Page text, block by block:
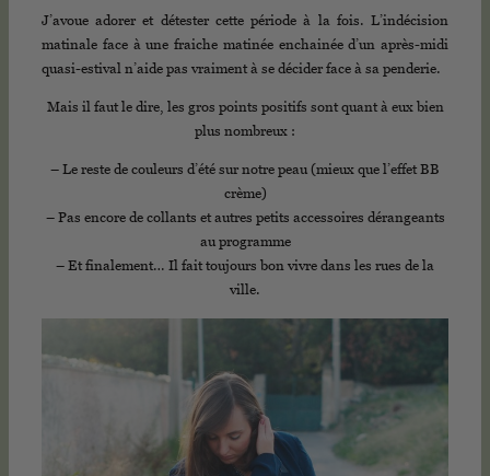
J’avoue adorer et détester cette période à la fois. L’indécision
matinale face à une fraiche matinée enchainée d’un après-midi
quasi-estival n’aide pas vraiment à se décider face à sa penderie.
Mais il faut le dire, les gros points positifs sont quant à eux bien
plus nombreux :
– Le reste de couleurs d’été sur notre peau (mieux que l’effet BB
crème)
– Pas encore de collants et autres petits accessoires dérangeants
au programme
– Et finalement… Il fait toujours bon vivre dans les rues de la
ville.